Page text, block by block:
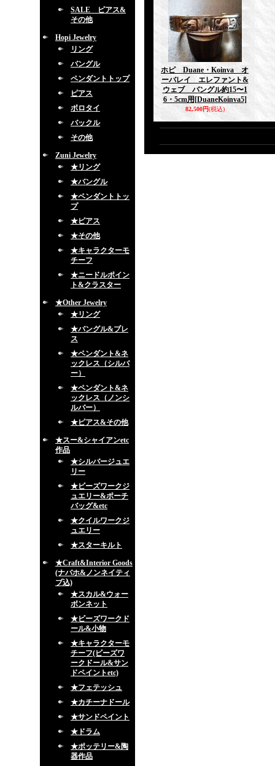
SALE ピアス&
その他
Hopi Jewelry
リング
バングル
ペンダントトップ
ピアス
ボロタイ
バックル
その他
Zuni Jewelry
★リング
★バングル
★ペンダントトッ
プ
★ピアス
★その他
★キャラクターモ
チーフ
★ニードルポイン
ト&クラスター
★Other Jewelry
★リング
★バングル&ブレ
ス
★ペンダント&ネ
ックレス（シルバ
ー）
★ペンダント&ネ
ックレス（ノンシ
ルバー）
★ピアス&その他
★スー&シャイアンetc
作品
★シルバージュエ
リー
★ビーズワークジ
ュエリー&ポーチ
バッグ&etc
★クイルワークジ
ュエリー
★スターキルト
★Craft&Interior Goods
(ナバホ&ノンネイティ
ブ込)
★スカル&ウォー
ボンネット
★ビーズワークド
ール&小物
★キャラクターモ
チーフ(ビーズワ
ークドール&サン
ドペイントetc)
★フェテッシュ
★カチーナドール
★サンドペイント
★ドラム
★ポッテリー&陶
器作品
ホピ Duane・Koinva オ
ーバレイ エレファント&
ウェブ バングル約15〜1
6・5cm用 [DuaneKoinva5]
82,500円(税込)